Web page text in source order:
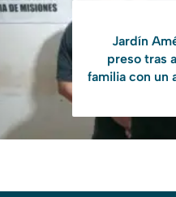
Jardín
preso tras
familia con un